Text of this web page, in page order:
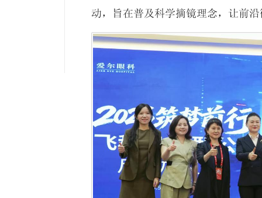
动，旨在普及科学摘镜理念，让前